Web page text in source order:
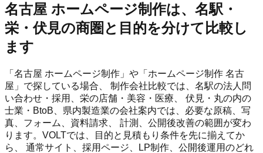
名古屋 ホームページ制作は、名駅・
栄・伏見の商圏と目的を分けて比較し
ます
「名古屋 ホームページ制作」や「ホームページ制作 名古
屋」で探している場合、 制作会社比較では、名駅の法人問
い合わせ・採用、栄の店舗・美容・医療、 伏見・丸の内の
士業・BtoB、県内製造業の会社案内では、必要な原稿、写
真、フォーム、資料請求、 計測、公開後改善の範囲が変わ
ります。VOLTでは、目的と見積もり条件を先に揃えてか
ら、 通常サイト、採用ページ、LP制作、公開後運用のどれ